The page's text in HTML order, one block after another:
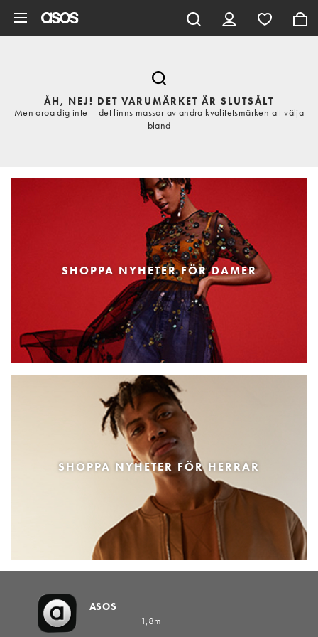
ÅH, NEJ! DET VARUMÄRKET ÄR SLUTSÅLT
Men oroa dig inte – det finns massor av andra kvalitetsmärken att välja
bland
SHOPPA NYHETER FÖR DAMER
SHOPPA NYHETER FÖR HERRAR
ASOS
1,8m